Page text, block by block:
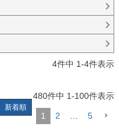
4件中 1-4件表示
新着順
480件中 1-100件表示
1 2 … 5